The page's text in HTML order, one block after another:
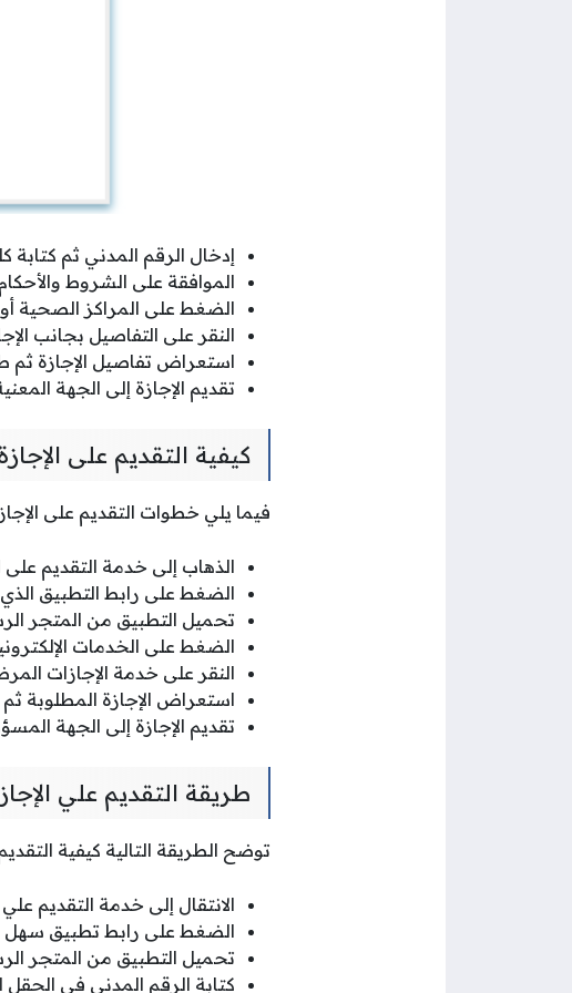
إدخال الرقم المدني ثم
الموافقة على الشروط
الضغط على المراكز الصحية
النقر على التفاصيل بجانب
استعراض تفاصيل الإجازة ثم
تقديم الإجازة إلى الجهة
كيفية التقديم على
فيما يلي خطوات التقديم على
الذهاب إلى خدمة التقديم
الضغط على رابط التطبيق
تحميل التطبيق من المتجر
الضغط على الخدمات
النقر على خدمة الإجازات
استعراض الإجازة المطلوبة
تقديم الإجازة إلى الجهة
طريقة التقديم علي
توضح الطريقة التالية كيفية
الانتقال إلى خدمة التقديم
الضغط على رابط تطبيق سهل
تحميل التطبيق من المتجر
كتابة الرقم المدني في